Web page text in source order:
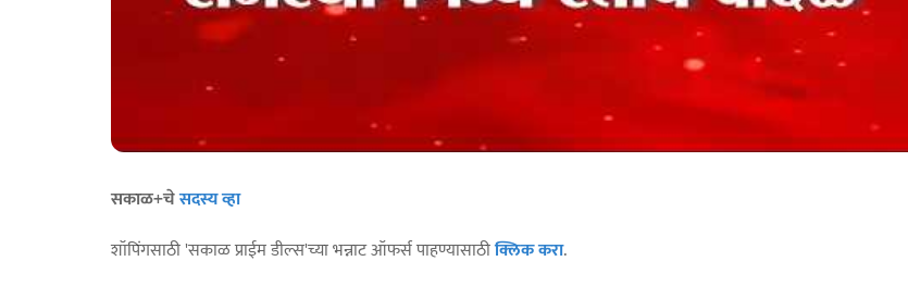
सकाळ+चेसदस्य व्हा
शॉपिंगसाठी 'सकाळ प्राईम डील्स'च्या भन्नाट ऑफर्स पाहण्यासाठीक्लिक करा.